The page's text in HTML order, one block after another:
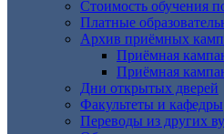
Стоимость обучения
Платные
Архив приёмных
Приёмная
Приёмная
Дни открытых дверей
Факультеты и кафедры
Переводы из других